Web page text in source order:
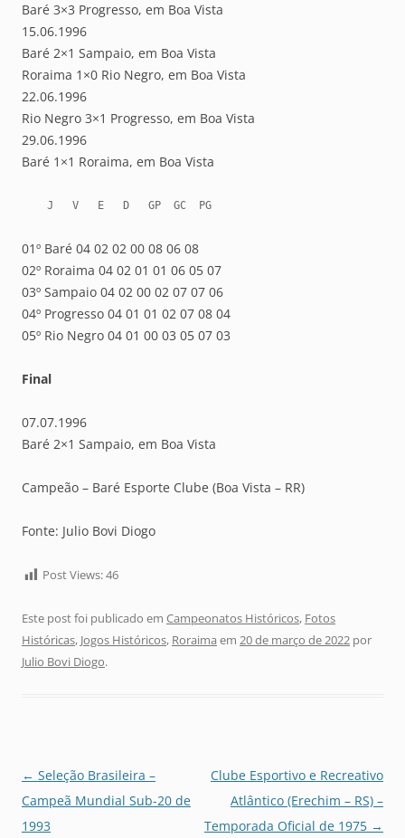
Baré 3×3 Progresso, em Boa Vista
15.06.1996
Baré 2×1 Sampaio, em Boa Vista
Roraima 1×0 Rio Negro, em Boa Vista
22.06.1996
Rio Negro 3×1 Progresso, em Boa Vista
29.06.1996
Baré 1×1 Roraima, em Boa Vista
    J   V   E   D   GP  GC  PG
01º Baré 04 02 02 00 08 06 08
02º Roraima 04 02 01 01 06 05 07
03º Sampaio 04 02 00 02 07 07 06
04º Progresso 04 01 01 02 07 08 04
05º Rio Negro 04 01 00 03 05 07 03
Final
07.07.1996
Baré 2×1 Sampaio, em Boa Vista
Campeão – Baré Esporte Clube (Boa Vista – RR)
Fonte: Julio Bovi Diogo
Post Views:46
Este post foi publicado em Campeonatos Históricos, Fotos
Históricas, Jogos Históricos, Roraima em 20 de março de 2022 por
Julio Bovi Diogo.
Navegação
de
posts
← Seleção Brasileira –
Campeã Mundial Sub-20 de
1993
Clube Esportivo e Recreativo
Atlântico (Erechim – RS) –
Temporada Oficial de 1975 →